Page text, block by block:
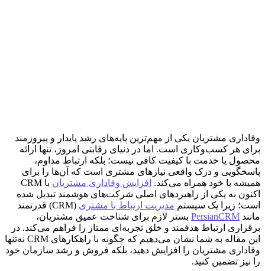
وفاداری مشتریان یکی از مهم‌ترین پایه‌های رشد پایدار و پیروزمند
برای هر کسب‌وکاری است. اما در دنیای رقابتی امروز، تنها ارائه
محصول یا خدمت با کیفیت کافی نیست؛ بلکه ارتباط مداوم،
پاسخگویی و درک واقعی نیازهای مشتری است که آن‌ها را برای
همیشه با خود همراه می‌کند. افزایش وفاداری مشتریان
با CRM
اکنون به یکی از راهبردهای اصلی شرکت‌های هوشمند تبدیل شده
است؛ زیرا یک سیستم مدیریت ارتباط با مشتری
(CRM) قدرتمند
مانند PersianCRM بستر لازم برای شناخت عمیق مشتریان،
برقراری ارتباط هدفمند و خلق تجربه‌ای ممتاز را فراهم می‌کند. در
این مقاله به شما نشان می‌دهیم که چگونه با راهکارهای CRM نه‌تنها
وفاداری مشتریان را افزایش دهید، بلکه فروش و رشد سازمان خود
را نیز تضمین کنید.